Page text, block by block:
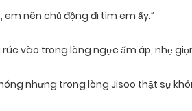
em nên chủ động đi tìm em ấy.”
rúc vào trong lòng ngực ấm áp, nhẹ
nhưng trong lòng Jisoo thật sự